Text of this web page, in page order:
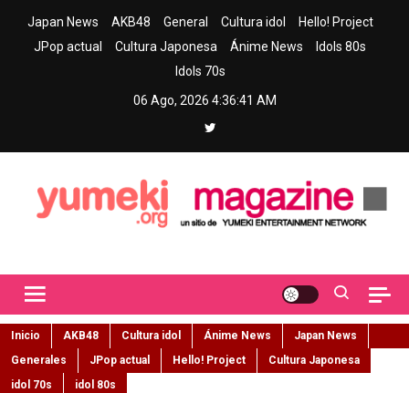
Japan News AKB48 General Cultura idol
Hello! Project
JPop actual
Cultura Japonesa Ánime News
Idols 80s
Idols 70s
06 Ago, 2026 4:36:42 AM
Inicio AKB48 Cultura idol Ánime News
Japan News
Generales
JPop actual Hello! Project
Cultura Japonesa
idol 70s
idol 80s